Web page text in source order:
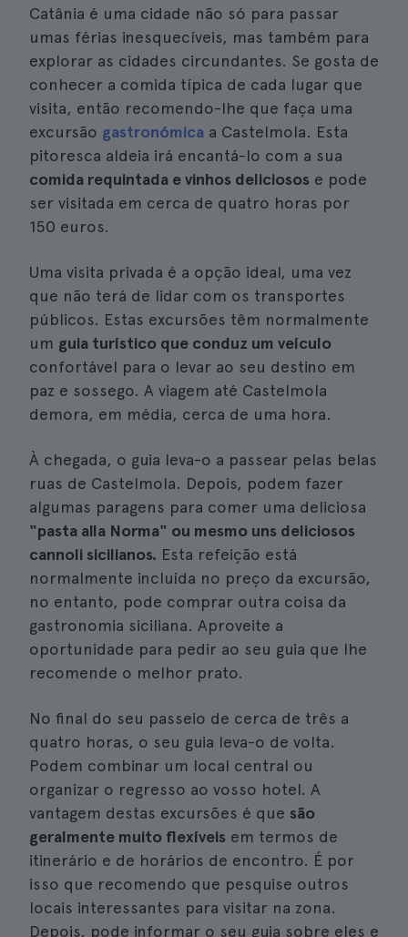
Catânia é uma cidade não só para passar
umas férias inesquecíveis, mas também para
explorar as cidades circundantes. Se gosta de
conhecer a comida típica de cada lugar que
visita, então recomendo-lhe que faça uma
excursão gastronómica a Castelmola. Esta
pitoresca aldeia irá encantá-lo com a sua
comida requintada e vinhos deliciosos e pode
ser visitada em cerca de quatro horas por
150 euros.
Uma visita privada é a opção ideal, uma vez
que não terá de lidar com os transportes
públicos. Estas excursões têm normalmente
um guia turístico que conduz um veículo
confortável para o levar ao seu destino em
paz e sossego. A viagem até Castelmola
demora, em média, cerca de uma hora.
À chegada, o guia leva-o a passear pelas belas
ruas de Castelmola. Depois, podem fazer
algumas paragens para comer uma deliciosa
"pasta alla Norma" ou mesmo uns deliciosos
cannoli sicilianos. Esta refeição está
normalmente incluída no preço da excursão,
no entanto, pode comprar outra coisa da
gastronomia siciliana. Aproveite a
oportunidade para pedir ao seu guia que lhe
recomende o melhor prato.
No final do seu passeio de cerca de três a
quatro horas, o seu guia leva-o de volta.
Podem combinar um local central ou
organizar o regresso ao vosso hotel. A
vantagem destas excursões é que são
geralmente muito flexíveis em termos de
itinerário e de horários de encontro. É por
isso que recomendo que pesquise outros
locais interessantes para visitar na zona.
Depois, pode informar o seu guia sobre eles e